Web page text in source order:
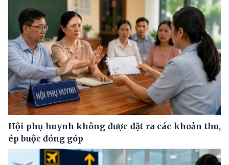
Hội phụ huynh không được đặt ra các khoản thu,
ép buộc đóng góp